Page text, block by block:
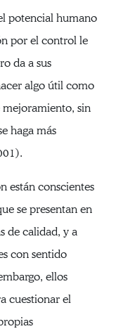
potencial humano
por el control le
da a sus
algo útil como
sin
haga más
están conscientes
se presentan en
de calidad, y a
con sentido
ellos
cuestionar el